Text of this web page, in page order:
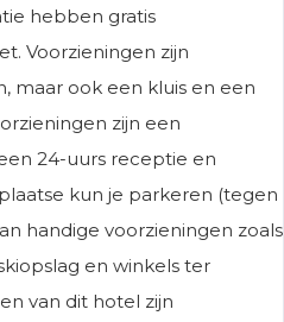
hebben gratis
Voorzieningen zijn
maar ook een kluis en een
zijn een
24-uurs receptie en
kun je parkeren (tegen
handige voorzieningen zoals
en winkels ter
van dit hotel zijn